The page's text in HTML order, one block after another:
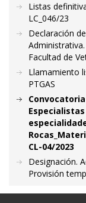
Listas
LC_046/23
Declaración
Facultad de
Llamamiento
PTGAS
CL-04/2023
Designación.
Provisión